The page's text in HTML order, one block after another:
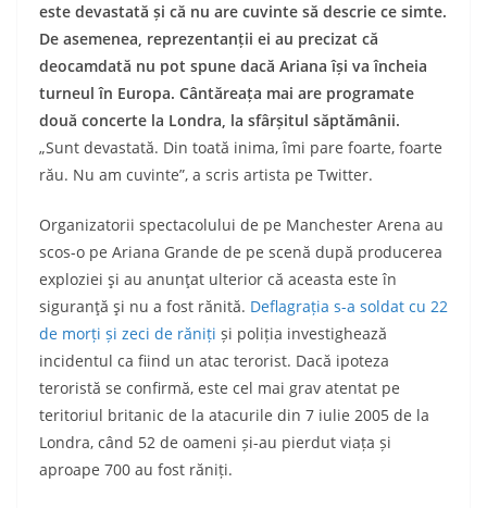
este devastată și că nu are cuvinte să descrie ce simte.
De asemenea, reprezentanții ei au precizat că
deocamdată nu pot spune dacă Ariana își va încheia
turneul în Europa. Cântăreața mai are programate
două concerte la Londra, la sfârșitul săptămânii.
„Sunt devastată. Din toată inima, îmi pare foarte, foarte
rău. Nu am cuvinte”, a scris artista pe Twitter.
Organizatorii spectacolului de pe Manchester Arena au
scos-o pe Ariana Grande de pe scenă după producerea
exploziei şi au anunţat ulterior că aceasta este în
siguranţă şi nu a fost rănită. Deflagrația s-a soldat cu 22
de morți și zeci de răniți și poliția investighează
incidentul ca fiind un atac terorist. Dacă ipoteza
teroristă se confirmă, este cel mai grav atentat pe
teritoriul britanic de la atacurile din 7 iulie 2005 de la
Londra, când 52 de oameni și-au pierdut viața și
aproape 700 au fost răniți.